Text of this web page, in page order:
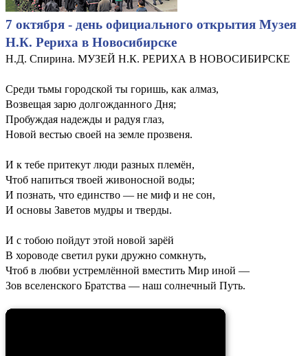
7 октября - день официального открытия Музея
Н.К. Рериха в Новосибирске
Н.Д. Спирина. МУЗЕЙ Н.К. РЕРИХА В НОВОСИБИРСКЕ
Среди тьмы городской ты горишь, как алмаз,
Возвещая зарю долгожданного Дня;
Пробуждая надежды и радуя глаз,
Новой вестью своей на земле прозвеня.
И к тебе притекут люди разных племён,
Чтоб напиться твоей живоносной воды;
И познать, что единство — не миф и не сон,
И основы Заветов мудры и тверды.
И с тобою пойдут этой новой зарёй
В хороводе светил руки дружно сомкнуть,
Чтоб в любви устремлённой вместить Мир иной —
Зов вселенского Братства — наш солнечный Путь.